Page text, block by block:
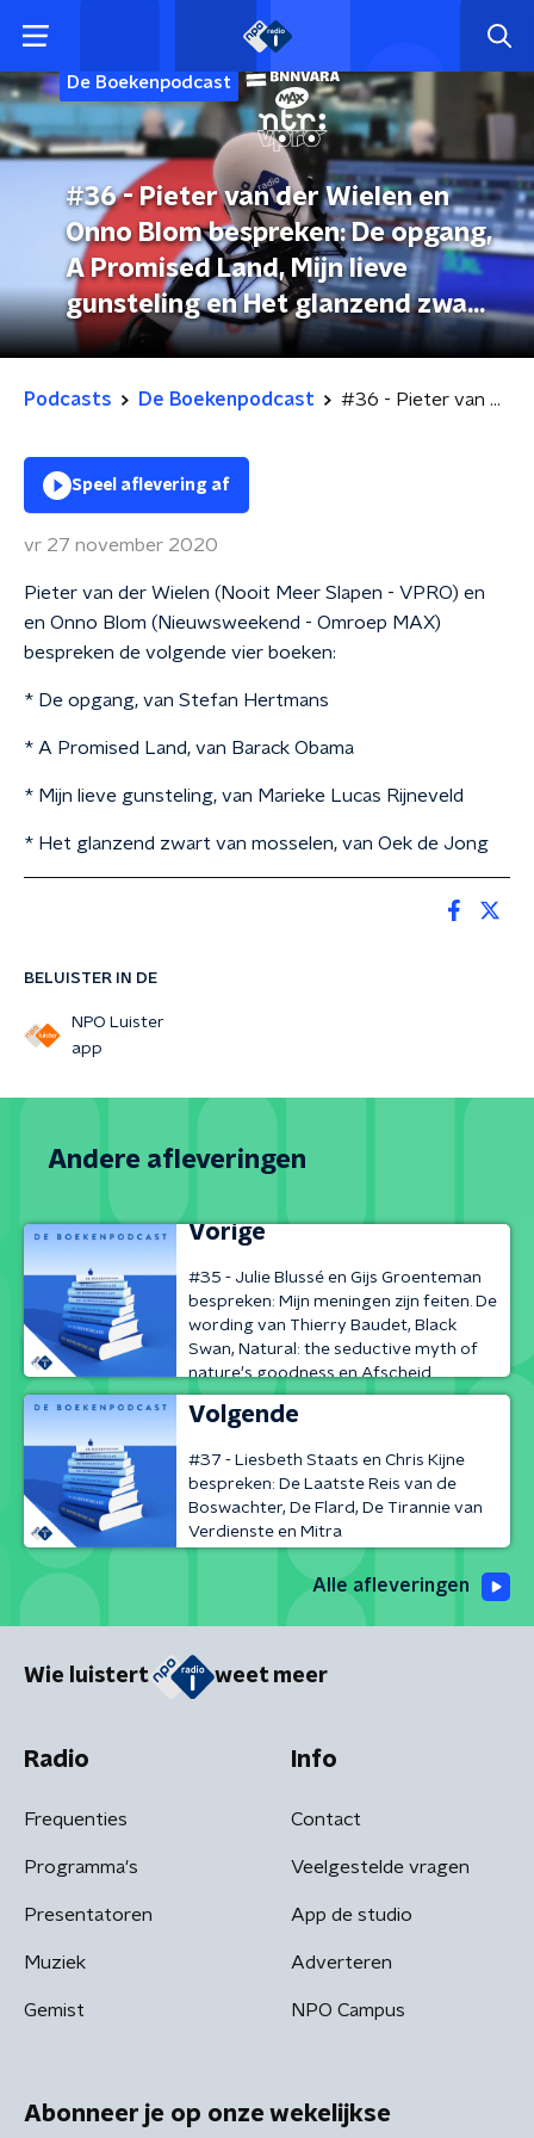
De Boekenpodcast
#36 - Pieter van der Wielen en
Onno Blom bespreken: De opgang,
A Promised Land, Mijn lieve
gunsteling en Het glanzend zwart
van mosselen
Podcasts De Boekenpodcast #36 - Pieter van der Wielen en Onno Blom bespreken: De opgang, A Promised Land, Mijn lieve gunsteling en Het glanzend zwart van mosselen
BELUISTER IN DE
NPO Luister
app
Speel aflevering af
vr 27 november 2020
Pieter van der Wielen (Nooit Meer Slapen - VPRO) en
en Onno Blom (Nieuwsweekend - Omroep MAX)
bespreken de volgende vier boeken:
* De opgang, van Stefan Hertmans
* A Promised Land, van Barack Obama
* Mijn lieve gunsteling, van Marieke Lucas Rijneveld
* Het glanzend zwart van mosselen, van Oek de Jong
Andere afleveringen
Vorige
#35 - Julie Blussé en Gijs Groenteman
bespreken: Mijn meningen zijn feiten. De
wording van Thierry Baudet, Black
Swan, Natural: the seductive myth of
nature's goodness en Afscheid
Volgende
#37 - Liesbeth Staats en Chris Kijne
bespreken: De Laatste Reis van de
Boswachter, De Flard, De Tirannie van
Verdienste en Mitra
Alle afleveringen
Wie luistert weet meer
Radio
Frequenties
Programma's
Presentatoren
Muziek
Gemist
Info
Contact
Veelgestelde vragen
App de studio
Adverteren
NPO Campus
Abonneer je op onze wekelijkse